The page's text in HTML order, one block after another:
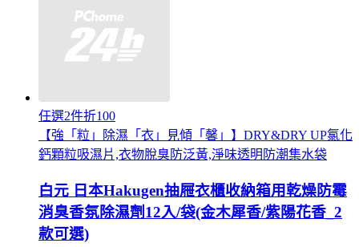
任選2件折100
【強「粒」除濕「衣」見傾「馨」】DRY&DRY UP氯化
鈣顆粒吸濕片,衣物脫臭防泛黃,淨味透明防潮集水袋
白元 日本Hakugen抽屜衣櫃收納箱用乾燥防霉
消臭香氛除濕劑12入/袋(金木犀香/紫陽花香_2
款可選)